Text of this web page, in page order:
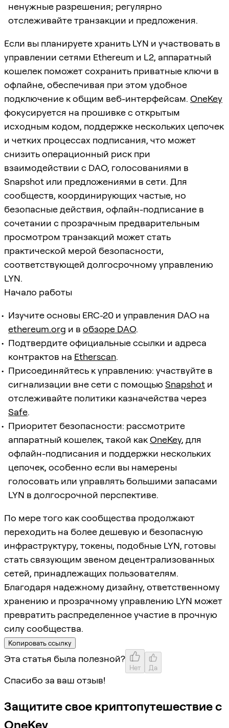
ненужные разрешения; регулярно
отслеживайте транзакции и предложения.
Если вы планируете хранить LYN и участвовать в
управлении сетями Ethereum и L2, аппаратный
кошелек поможет сохранить приватные ключи в
офлайне, обеспечивая при этом удобное
подключение к общим веб-интерфейсам. OneKey
фокусируется на прошивке с открытым
исходным кодом, поддержке нескольких цепочек
и четких процессах подписания, что может
снизить операционный риск при
взаимодействии с DAO, голосованиями в
Snapshot или предложениями в сети. Для
сообществ, координирующих частые, но
безопасные действия, офлайн-подписание в
сочетании с прозрачным предварительным
просмотром транзакций может стать
практической мерой безопасности,
соответствующей долгосрочному управлению
LYN.
Начало работы
Изучите основы ERC-20 и управления DAO на
ethereum.org и в обзоре DAO.
Подтвердите официальные ссылки и адреса
контрактов на Etherscan.
Присоединяйтесь к управлению: участвуйте в
сигнализации вне сети с помощьюSnapshot и
отслеживайте политики казначейства через
Safe.
Приоритет безопасности: рассмотрите
аппаратный кошелек, такой какOneKey, для
офлайн-подписания и поддержки нескольких
цепочек, особенно если вы намерены
голосовать или управлять большими запасами
LYN в долгосрочной перспективе.
По мере того как сообщества продолжают
переходить на более дешевую и безопасную
инфраструктуру, токены, подобные LYN, готовы
стать связующим звеном децентрализованных
сетей, принадлежащих пользователям.
Благодаря надежному дизайну, ответственному
хранению и прозрачному управлению LYN может
превратить распределенное участие в прочную
силу сообщества.
Копировать ссылку
Эта статья была полезной?
Нет Да
Спасибо за ваш отзыв!
Защитите свое криптопутешествие с
OneKey